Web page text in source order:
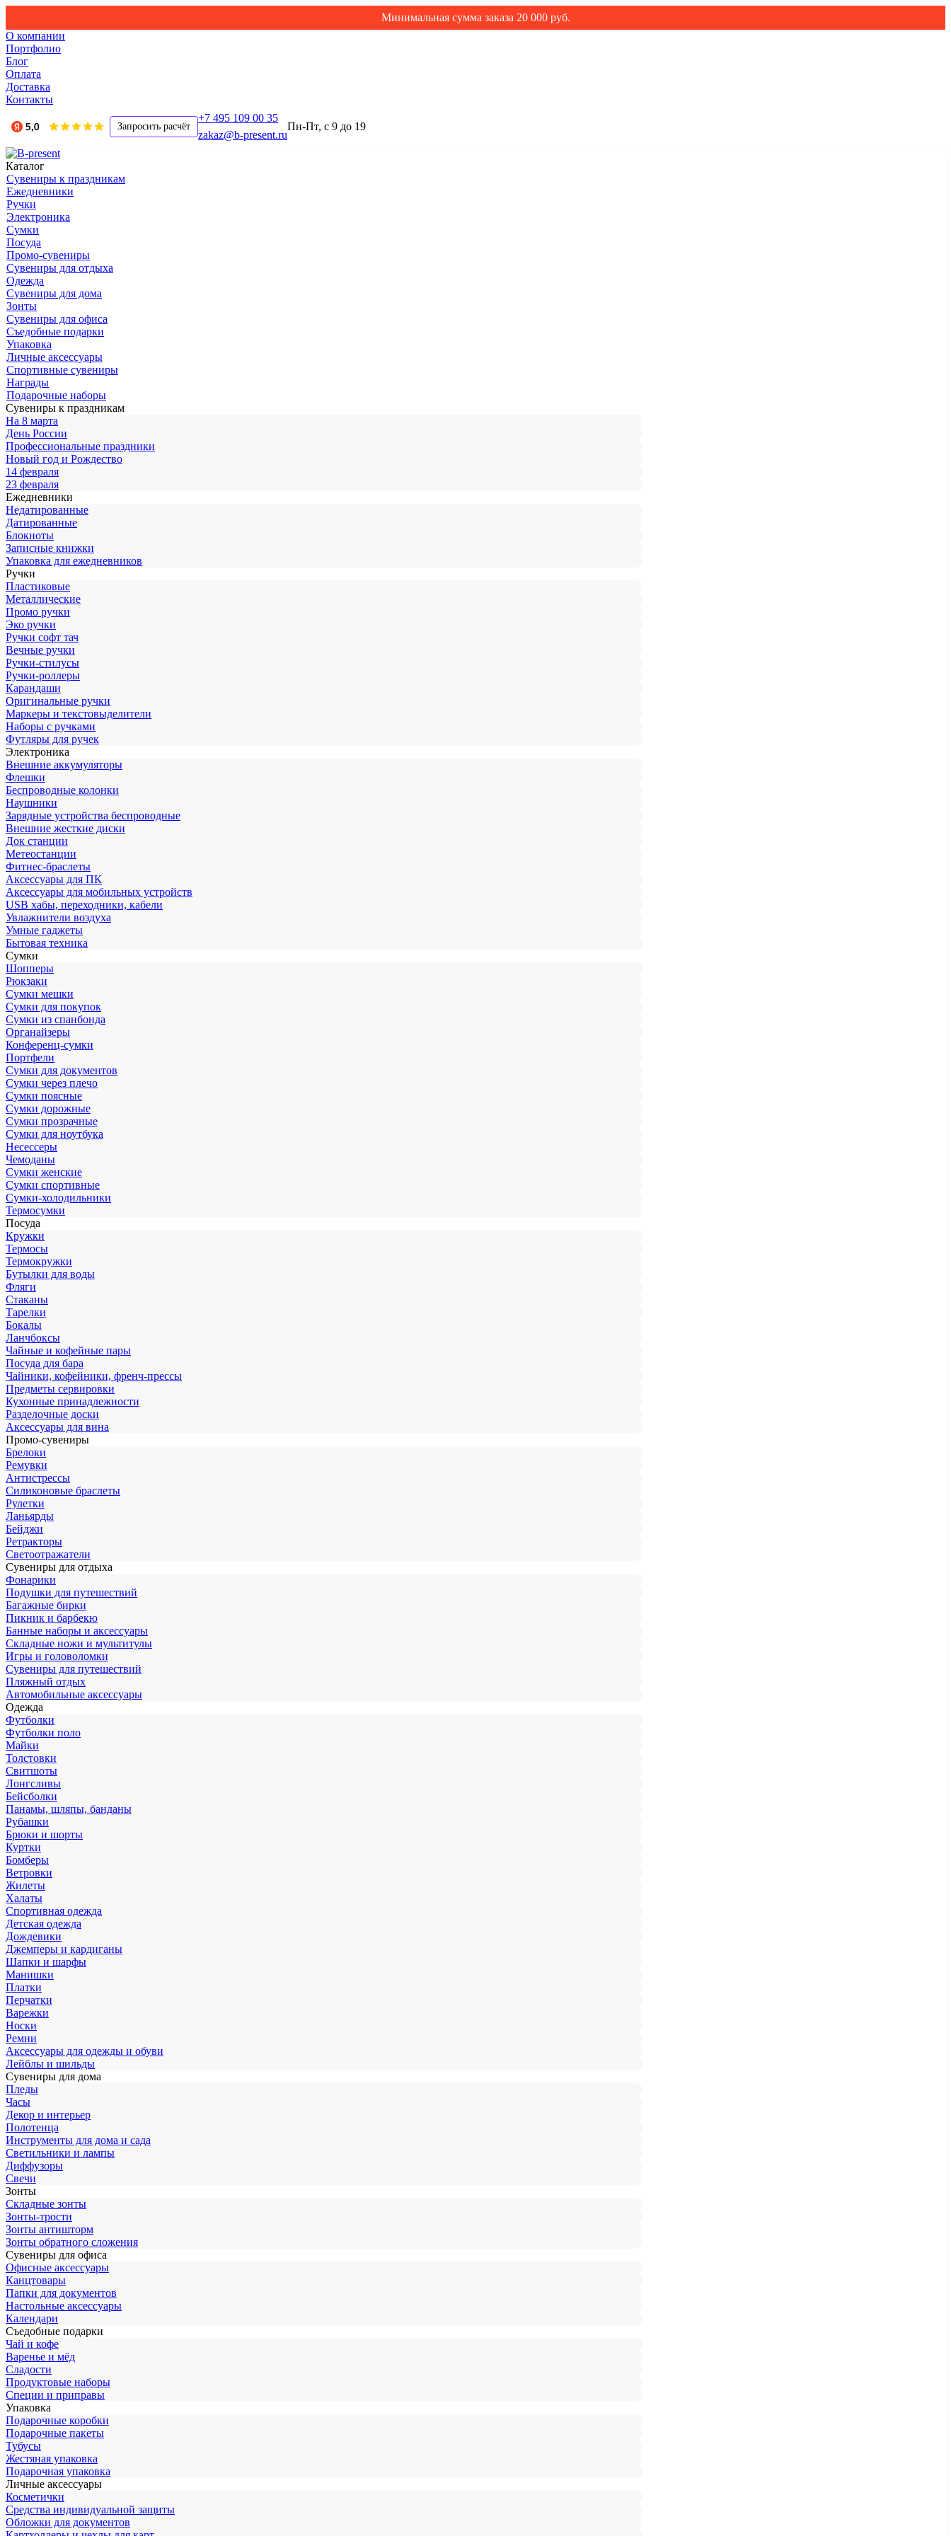
Минимальная сумма заказа 20 000 руб.
О компании
Портфолио
Блог
Оплата
Доставка
Контакты
Запросить расчёт
+7 495 109 00 35
zakaz@b-present.ru
Пн-Пт, с 9 до 19
Каталог
Сувениры к праздникам
Ежедневники
Ручки
Электроника
Сумки
Посуда
Промо-сувениры
Сувениры для отдыха
Одежда
Сувениры для дома
Зонты
Сувениры для офиса
Съедобные подарки
Упаковка
Личные аксессуары
Спортивные сувениры
Награды
Подарочные наборы
Сувениры к праздникам
На 8 марта
День России
Профессиональные праздники
Новый год и Рождество
14 февраля
23 февраля
Ежедневники
Недатированные
Датированные
Блокноты
Записные книжки
Упаковка для ежедневников
Ручки
Пластиковые
Металлические
Промо ручки
Эко ручки
Ручки софт тач
Вечные ручки
Ручки-стилусы
Ручки-роллеры
Карандаши
Оригинальные ручки
Маркеры и текстовыделители
Наборы с ручками
Футляры для ручек
Электроника
Внешние аккумуляторы
Флешки
Беспроводные колонки
Наушники
Зарядные устройства беспроводные
Внешние жесткие диски
Док станции
Метеостанции
Фитнес-браслеты
Аксессуары для ПК
Аксессуары для мобильных устройств
USB хабы, переходники, кабели
Увлажнители воздуха
Умные гаджеты
Бытовая техника
Сумки
Шопперы
Рюкзаки
Сумки мешки
Сумки для покупок
Сумки из спанбонда
Органайзеры
Конференц-сумки
Портфели
Сумки для документов
Сумки через плечо
Сумки поясные
Сумки дорожные
Сумки прозрачные
Сумки для ноутбука
Несессеры
Чемоданы
Сумки женские
Сумки спортивные
Сумки-холодильники
Термосумки
Посуда
Кружки
Термосы
Термокружки
Бутылки для воды
Фляги
Стаканы
Тарелки
Бокалы
Ланчбоксы
Чайные и кофейные пары
Посуда для бара
Чайники, кофейники, френч-прессы
Предметы сервировки
Кухонные принадлежности
Разделочные доски
Аксессуары для вина
Промо-сувениры
Брелоки
Ремувки
Антистрессы
Силиконовые браслеты
Рулетки
Ланьярды
Бейджи
Ретракторы
Светоотражатели
Сувениры для отдыха
Фонарики
Подушки для путешествий
Багажные бирки
Пикник и барбекю
Банные наборы и аксессуары
Складные ножи и мультитулы
Игры и головоломки
Сувениры для путешествий
Пляжный отдых
Автомобильные аксессуары
Одежда
Футболки
Футболки поло
Майки
Толстовки
Свитшоты
Лонгсливы
Бейсболки
Панамы, шляпы, банданы
Рубашки
Брюки и шорты
Куртки
Бомберы
Ветровки
Жилеты
Халаты
Спортивная одежда
Детская одежда
Дождевики
Джемперы и кардиганы
Шапки и шарфы
Манишки
Платки
Перчатки
Варежки
Носки
Ремни
Аксессуары для одежды и обуви
Лейблы и шильды
Сувениры для дома
Пледы
Часы
Декор и интерьер
Полотенца
Инструменты для дома и сада
Светильники и лампы
Диффузоры
Свечи
Зонты
Складные зонты
Зонты-трости
Зонты антишторм
Зонты обратного сложения
Сувениры для офиса
Офисные аксессуары
Канцтовары
Папки для документов
Настольные аксессуары
Календари
Съедобные подарки
Чай и кофе
Варенье и мёд
Сладости
Продуктовые наборы
Специи и приправы
Упаковка
Подарочные коробки
Подарочные пакеты
Тубусы
Жестяная упаковка
Подарочная упаковка
Личные аксессуары
Косметички
Средства индивидуальной защиты
Обложки для документов